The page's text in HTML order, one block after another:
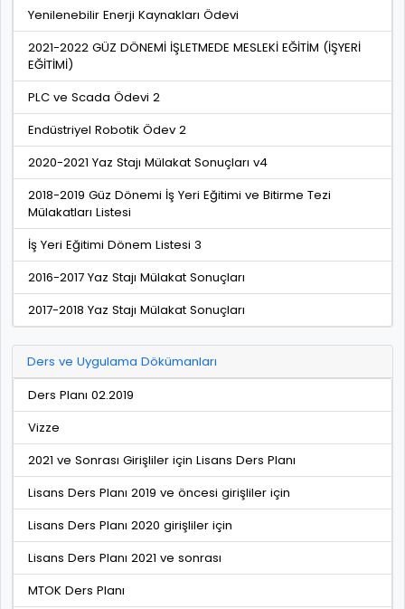
Yenilenebilir Enerji Kaynakları Ödevi
2021-2022 GÜZ DÖNEMİ İŞLETMEDE MESLEKİ EĞİTİM (İŞYERİ
EĞİTİMİ)
PLC ve Scada Ödevi 2
Endüstriyel Robotik Ödev 2
2020-2021 Yaz Stajı Mülakat Sonuçları v4
2018-2019 Güz Dönemi İş Yeri Eğitimi ve Bitirme Tezi
Mülakatları Listesi
İş Yeri Eğitimi Dönem Listesi 3
2016-2017 Yaz Stajı Mülakat Sonuçları
2017-2018 Yaz Stajı Mülakat Sonuçları
Ders ve Uygulama Dökümanları
Ders Planı 02.2019
Vizze
2021 ve Sonrası Girişliler için Lisans Ders Planı
Lisans Ders Planı 2019 ve öncesi girişliler için
Lisans Ders Planı 2020 girişliler için
Lisans Ders Planı 2021 ve sonrası
MTOK Ders Planı